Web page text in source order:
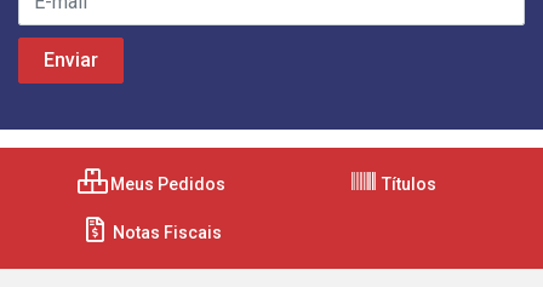
Meus Pedidos Títulos
Notas Fiscais